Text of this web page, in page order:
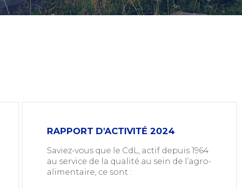
RAPPORT D'ACTIVITÉ 2024
Saviez-vous que le CdL, actif depuis 1964
au service de la qualité au sein de l’agro-
alimentaire, ce sont :